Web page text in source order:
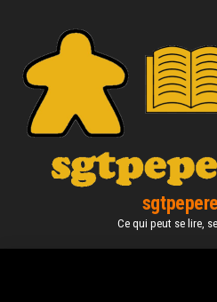
content
Ce qui peut se lire,